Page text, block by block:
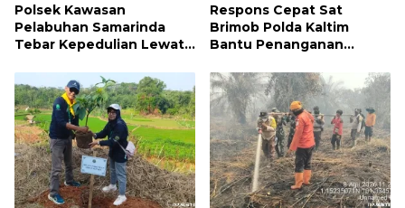
Polsek Kawasan
Pelabuhan Samarinda
Tebar Kepedulian Lewat
Sungai Dama Terima
Bantuan Sosial
Respons Cepat Sat
Brimob Polda Kaltim
Bantu Penanganan
Samarinda